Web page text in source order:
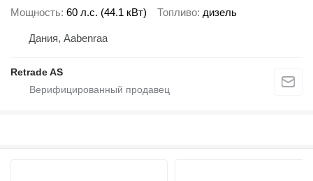
Мощность 60 л.с. (44.1 кВт) Топливо дизель
Дания, Aabenraa
Retrade AS